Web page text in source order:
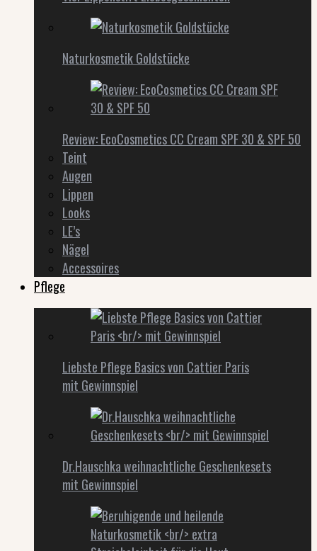
Naturkosmetik Goldstücke
Review: EcoCosmetics CC Cream SPF 30 & SPF 50
Teint
Augen
Lippen
Looks
LE’s
Nägel
Accessoires
Pflege
Liebste Pflege Basics von Cattier Paris
mit Gewinnspiel
Dr.Hauschka weihnachtliche Geschenkesets
mit Gewinnspiel